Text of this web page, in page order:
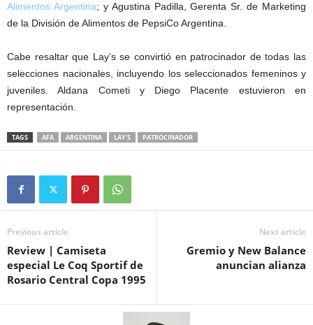
Alimentos Argentina; y Agustina Padilla, Gerenta Sr. de Marketing
de la División de Alimentos de PepsiCo Argentina.
Cabe resaltar que Lay’s se convirtió en patrocinador de todas las
selecciones nacionales, incluyendo los seleccionados femeninos y
juveniles. Aldana Cometi y Diego Placente estuvieron en
representación.
TAGS AFA ARGENTINA LAY'S PATROCINADOR
Previous article
Review | Camiseta
especial Le Coq Sportif de
Rosario Central Copa 1995
Next article
Gremio y New Balance
anuncian alianza